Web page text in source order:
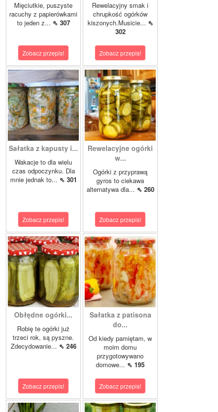
Mięciutkie, puszyste
racuchy z papierówkami
to jeden z... ⇖ 307
Zobacz przepis!
Rewelacyjny smak i
chrupkość ogórków
kiszonych.Musicie... ⇖
302
Zobacz przepis!
Sałatka z kapusty i...
Wakacje to dla wielu
czas odpoczynku. Dla
mnie jednak to... ⇖ 301
Zobacz przepis!
Rewelacyjne ogórki
w...
Ogórki z przyprawą
gyros to ciekawa
alternatywa dla... ⇖ 260
Zobacz przepis!
Obłędne ogórki...
Robię te ogórki już
trzeci rok, są pyszne.
Zdecydowanie... ⇖ 246
Zobacz przepis!
Sałatka z patisona
do...
Od kiedy pamiętam, w
moim domu
przygotowywano
domowe... ⇖ 195
Zobacz przepis!